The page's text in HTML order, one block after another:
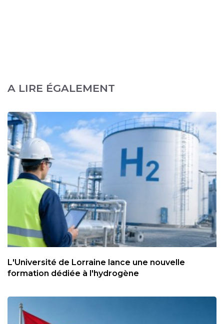
A LIRE ÉGALEMENT
L'Université de Lorraine lance une nouvelle
formation dédiée à l'hydrogène